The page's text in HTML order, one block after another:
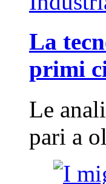
La
primi
Le
pari a